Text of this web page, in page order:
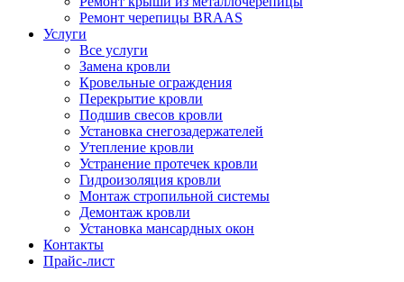
Ремонт черепицы BRAAS
Услуги
Все услуги
Замена кровли
Кровельные ограждения
Перекрытие кровли
Подшив свесов кровли
Установка снегозадержателей
Утепление кровли
Устранение протечек кровли
Гидроизоляция кровли
Монтаж стропильной системы
Демонтаж кровли
Установка мансардных окон
Контакты
Прайс-лист